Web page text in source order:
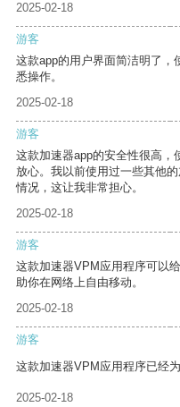
2025-02-18
游客
这款app的用户界面简洁明了，
悉操作。
2025-02-18
游客
这款加速器app的安全性很高，
放心。我以前使用过一些其他
情况，这让我非常担心。
2025-02-18
游客
这款加速器VPM应用程序可以
助你在网络上自由移动。
2025-02-18
游客
这款加速器VPM应用程序已经
2025-02-18